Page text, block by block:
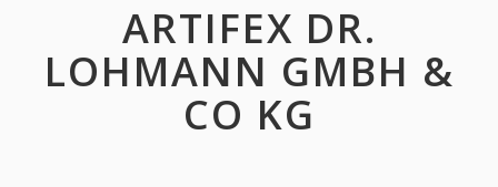
ARTIFEX DR.
LOHMANN GMBH &
CO KG